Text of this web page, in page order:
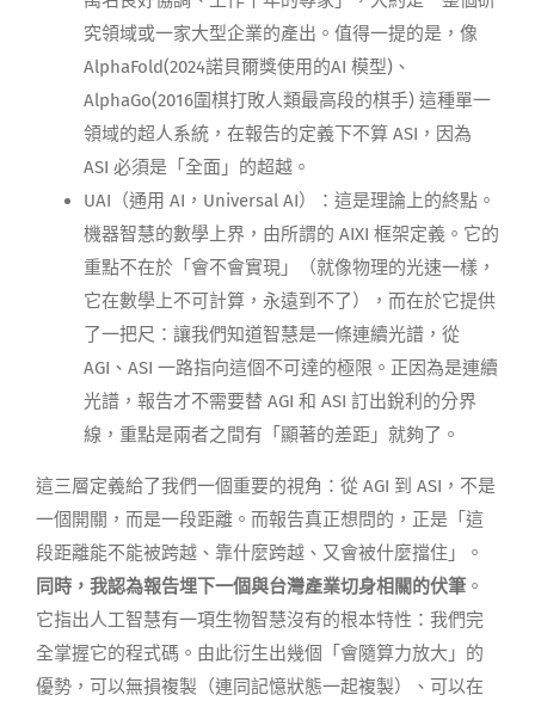
究領域或一家大型企業的產出。值得一提的是，像
AlphaFold(2024諾貝爾獎使用的AI 模型)、
AlphaGo(2016圍棋打敗人類最高段的棋手) 這種單一
領域的超人系統，在報告的定義下不算 ASI，因為
ASI 必須是「全面」的超越。
UAI（通用 AI，Universal AI）：這是理論上的終點。
機器智慧的數學上界，由所謂的 AIXI 框架定義。它的
重點不在於「會不會實現」（就像物理的光速一樣，
它在數學上不可計算，永遠到不了），而在於它提供
了一把尺：讓我們知道智慧是一條連續光譜，從
AGI、ASI 一路指向這個不可達的極限。正因為是連續
光譜，報告才不需要替 AGI 和 ASI 訂出銳利的分界
線，重點是兩者之間有「顯著的差距」就夠了。
這三層定義給了我們一個重要的視角：從 AGI 到 ASI，不是
一個開關，而是一段距離。而報告真正想問的，正是「這
段距離能不能被跨越、靠什麼跨越、又會被什麼擋住」。
同時，我認為報告埋下一個與台灣產業切身相關的伏筆。
它指出人工智慧有一項生物智慧沒有的根本特性：我們完
全掌握它的程式碼。由此衍生出幾個「會隨算力放大」的
優勢，可以無損複製（連同記憶狀態一起複製）、可以在